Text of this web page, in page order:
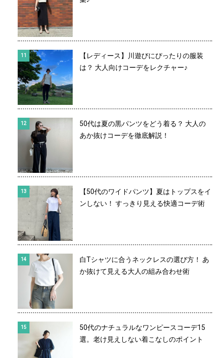
【レディース】川遊びにぴったりの服装
は？ 大人向けコーデをレクチャー♪
50代は夏の黒パンツをどう着る？ 大人の
あか抜けコーデを徹底解説！
【50代のワイドパンツ】夏はトップスをイ
ンしない！ すっきり見える快適コーデ術
白Tシャツに合うネックレスの選び方！ あ
か抜けて見える大人の組み合わせ術
50代のナチュラルなワンピースコーデ15
選。老け見えしない着こなしのポイント